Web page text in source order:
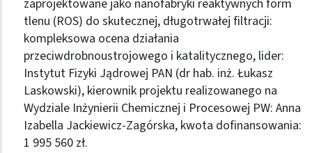
zaprojektowane jako nanofabryki reaktywnych form
tlenu (ROS) do skutecznej, długotrwałej filtracji:
kompleksowa ocena działania
przeciwdrobnoustrojowego i katalitycznego, lider:
Instytut Fizyki Jądrowej PAN (dr hab. inż. Łukasz
Laskowski), kierownik projektu realizowanego na
Wydziale Inżynierii Chemicznej i Procesowej PW: Anna
Izabella Jackiewicz-Zagórska, kwota dofinansowania:
1 995 560 zł.